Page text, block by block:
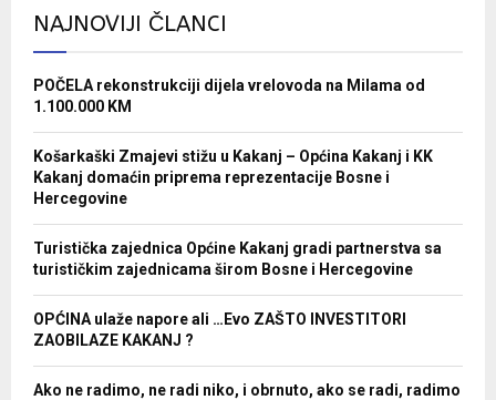
NAJNOVIJI ČLANCI
POČELA rekonstrukciji dijela vrelovoda na Milama od
1.100.000 KM
Košarkaški Zmajevi stižu u Kakanj – Općina Kakanj i KK
Kakanj domaćin priprema reprezentacije Bosne i
Hercegovine
Turistička zajednica Općine Kakanj gradi partnerstva sa
turističkim zajednicama širom Bosne i Hercegovine
OPĆINA ulaže napore ali …Evo ZAŠTO INVESTITORI
ZAOBILAZE KAKANJ ?
Ako ne radimo, ne radi niko, i obrnuto, ako se radi, radimo